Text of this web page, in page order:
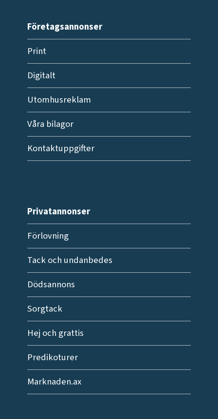
Företagsannonser
Print
Digitalt
Utomhusreklam
Våra bilagor
Kontaktuppgifter
Privatannonser
Förlovning
Tack och undanbedes
Dödsannons
Sorgtack
Hej och grattis
Predikoturer
Marknaden.ax